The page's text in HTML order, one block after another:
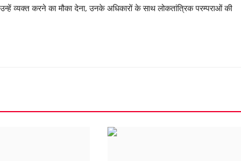
व्यक्त करने का मौका देना, उनके अधिकारों के साथ लोकतांत्रिक परम्पराओं की